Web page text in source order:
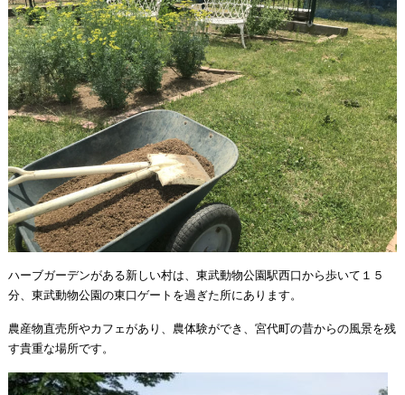
ハーブガーデンがある新しい村は、東武動物公園駅西口から歩いて１５
分、東武動物公園の東口ゲートを過ぎた所にあります。
農産物直売所やカフェがあり、農体験ができ、宮代町の昔からの風景を残
す貴重な場所です。